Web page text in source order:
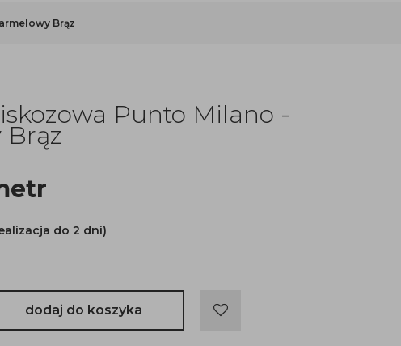
Brąz
Punto Milano -
do 2 dni)
dodaj do koszyka